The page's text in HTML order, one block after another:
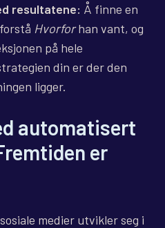
resultatene: Å finne en
Hvorforhan vant, og
på hele
din er der den
ligger.
automatisert
er
medier utvikler seg i